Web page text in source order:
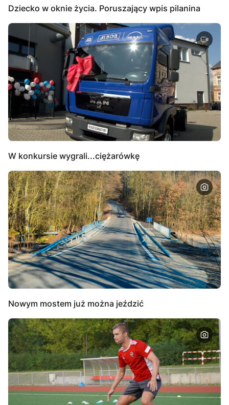
Dziecko w oknie życia. Poruszający wpis pilanina
W konkursie wygrali...ciężarówkę
Nowym mostem już można jeździć